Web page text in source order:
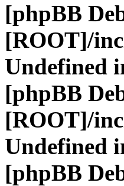
[phpBB
[ROOT]/
Undefined
[phpBB
[ROOT]/
Undefined
[phpBB